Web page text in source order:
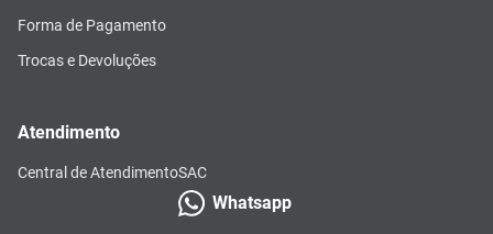
Forma de Pagamento
Trocas e Devoluções
Atendimento
Central de AtendimentoSAC
Whatsapp